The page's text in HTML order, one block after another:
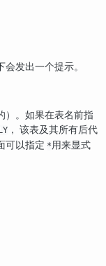
发出一个提示。
）。如果在表名前指
， 该表及其所有后代
可以指定 *用来显式